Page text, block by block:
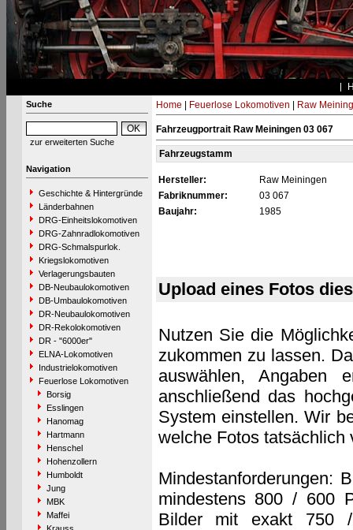
Suche
zur erweiterten Suche
Navigation
Geschichte & Hintergründe
Länderbahnen
DRG-Einheitslokomotiven
DRG-Zahnradlokomotiven
DRG-Schmalspurlok.
Kriegslokomotiven
Verlagerungsbauten
DB-Neubaulokomotiven
DB-Umbaulokomotiven
DR-Neubaulokomotiven
DR-Rekolokomotiven
DR - "6000er"
ELNA-Lokomotiven
Industrielokomotiven
Feuerlose Lokomotiven
Borsig
Esslingen
Hanomag
Hartmann
Henschel
Hohenzollern
Humboldt
Jung
MBK
Maffei
Home Feuerlose Lokomotiven Raw
Fahrzeugportrait Raw Meiningen 03 067
Fahrzeugstamm
Hersteller:
Raw Meiningen
Fabriknummer:
03 067
Baujahr:
1985
Upload eines Fotos
Nutzen Sie die
zukommen zu lassen.
auswählen, Angaben
anschließend das
System einstellen. Wir
welche Fotos tatsächlich
Mindestanforderungen:
mindestens 800 / 600
Bilder mit exakt 750